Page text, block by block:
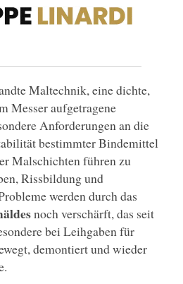
Maltechnik, eine dichte,
Messer aufgetragene
Anforderungen an die
bestimmter Bindemittel
Malschichten führen zu
Rissbildung und
werden durch das
noch verschärft, das seit
bei Leihgaben für
demontiert und wieder